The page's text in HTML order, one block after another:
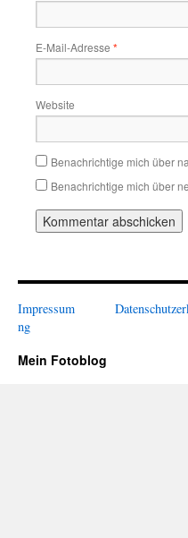
E-Mail-Adresse *
Website
Benachrichtige mich über
Benachrichtige mich über
Impressum
ng
Mein Fotoblog